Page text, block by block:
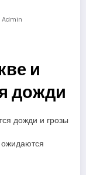
Admin
и
дожди
дожди и грозы